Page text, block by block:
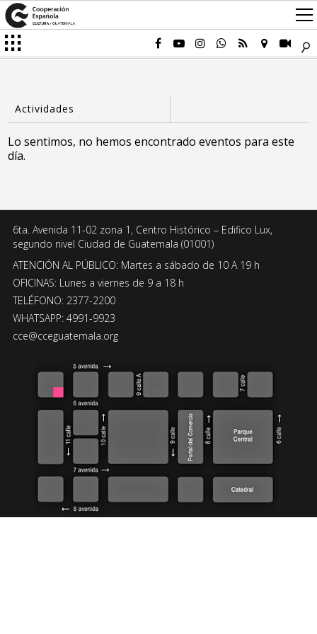
Lo sentimos, no hemos encontrado eventos para este
día.
6ta. Avenida 11-02 zona 1, Centro Histórico – Edifico Lux,
segundo nivel Ciudad de Guatemala (01001)
ATENCIÓN AL PÚBLICO: Martes a sábado de 10 A 19 h
OFICINAS: Lunes a viernes de 9 a 18 h
TELÉFONO: 2377-2200
WHATSAPP: 4991-9923
cce@cceguatemala.org